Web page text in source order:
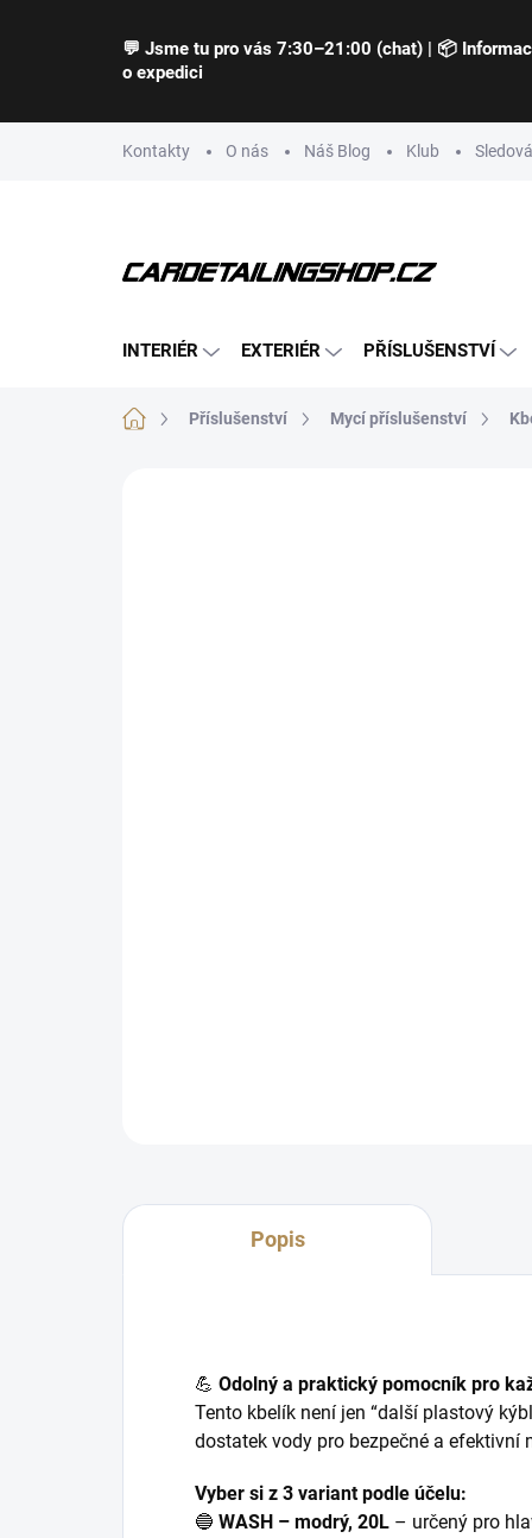
💬 Jsme tu pro vás 7:30–21:00 (chat) | 📦
o expedici
Kontakty O nás Náš Blog Klub
INTERIÉR EXTERIÉR PŘÍSLUŠENSTVÍ
Domů Příslušenství Mycí příslušenství
Popis
💪 Odolný a praktický pomocník pro
Tento kbelík není jen “další plastový
dostatek vody pro bezpečné a efektivní
Vyber si z 3 variant podle účelu:
🔵 WASH – modrý, 20L – určený pro